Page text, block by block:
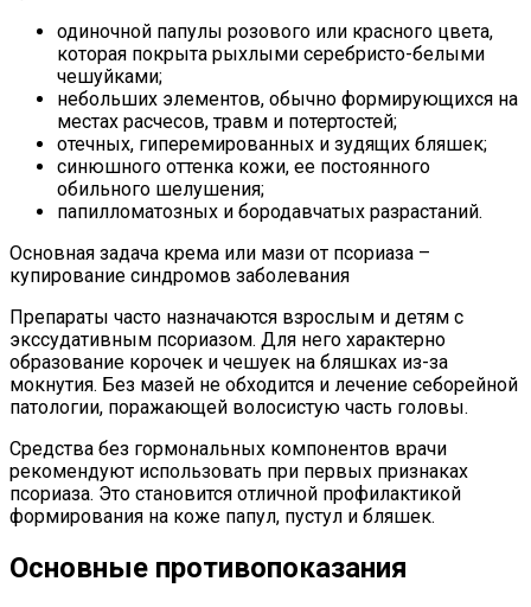
одиночной папулы розового или красного цвета,
которая покрыта рыхлыми серебристо-белыми
чешуйками;
небольших элементов, обычно формирующихся на
местах расчесов, травм и потертостей;
отечных, гиперемированных и зудящих бляшек;
синюшного оттенка кожи, ее постоянного
обильного шелушения;
папилломатозных и бородавчатых разрастаний.
Основная задача крема или мази от псориаза –
купирование синдромов заболевания
Препараты часто назначаются взрослым и детям с
экссудативным псориазом. Для него характерно
образование корочек и чешуек на бляшках из-за
мокнутия. Без мазей не обходится и лечение себорейной
патологии, поражающей волосистую часть головы.
Средства без гормональных компонентов врачи
рекомендуют использовать при первых признаках
псориаза. Это становится отличной профилактикой
формирования на коже папул, пустул и бляшек.
Основные противопоказания